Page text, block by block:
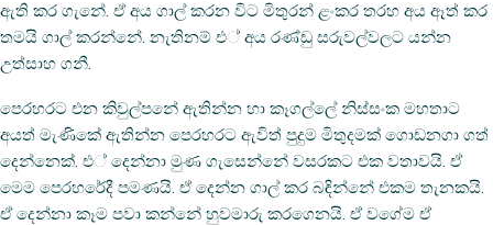
ඇති කර ගැනේ. ඒ අය ගාල් කරන විට මිතුරන් ළංකර තරහ අය ඈත් කර
තමයි ගාල් කරන්නේ. නැතිනම් එ් අය රණ්ඩු සරුවල්වලට යන්න
උත්සාහ ගනී.
පෙරහරට එන කිවුල්පනේ ඇතින්න හා කෑගල්ලේ නිස්සංක මහතාට
අයත් මැණිකේ ඇතින්න පෙරහරට ඇවිත් පුදුම මිතුදමක් ගොඩනගා ගත්
දෙන්නෙක්. එ් දෙන්නා මුණ ගැසෙන්නේ වසරකට එක වතාවයි. ඒ
මෙම පෙරහරේදී පමණයි. ඒ දෙන්න ගාල් කර බඳින්නේ එකම තැනකයි.
ඒ දෙන්නා කෑම පවා කන්නේ හුවමාරු කරගෙනයි. ඒ වගේම ඒ